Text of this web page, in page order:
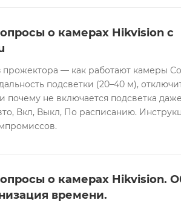
о камерах Hikvision с
— как работают камеры
подсветки (20–40 м),
почему не включается подсветка
Вкл, Выкл, По расписанию.
о камерах Hikvision.
времени.